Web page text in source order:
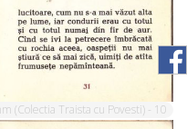
(Colectia Traista cu Povesti) - 10